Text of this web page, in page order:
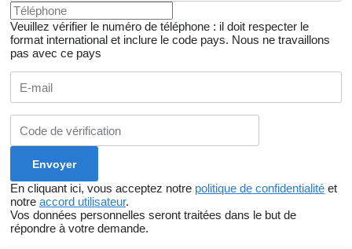
Veuillez vérifier le numéro de téléphone : il doit respecter le
format international et inclure le code pays. Nous ne travaillons
pas avec ce pays
En cliquant ici, vous acceptez notre politique de confidentialité et
notre accord utilisateur.
Vos données personnelles seront traitées dans le but de
répondre à votre demande.